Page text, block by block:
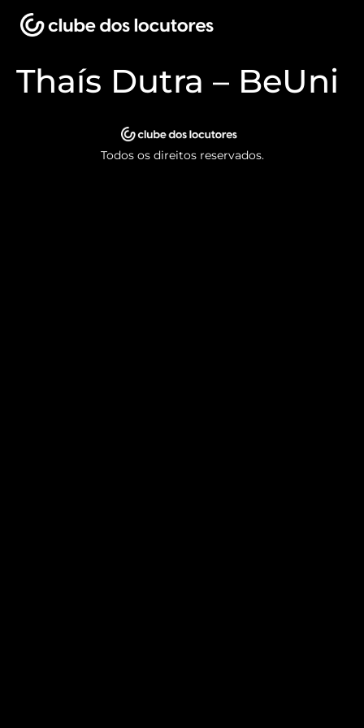
Thaís Dutra – BeUni
Todos os direitos reservados.